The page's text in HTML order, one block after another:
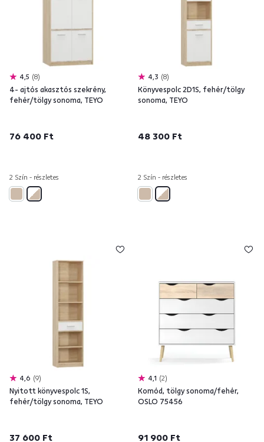
4,5 8
4- ajtós akasztós szekrény,
fehér/tölgy sonoma, TEYO
76 400 Ft
2 Szín - részletes
4,3 8
Könyvespolc 2D1S, fehér/tölgy
sonoma, TEYO
48 300 Ft
2 Szín - részletes
4,6 9
Nyitott könyvespolc 1S,
fehér/tölgy sonoma, TEYO
37 600 Ft
4,1 2
Komód, tölgy sonoma/fehér,
OSLO 75456
91 900 Ft